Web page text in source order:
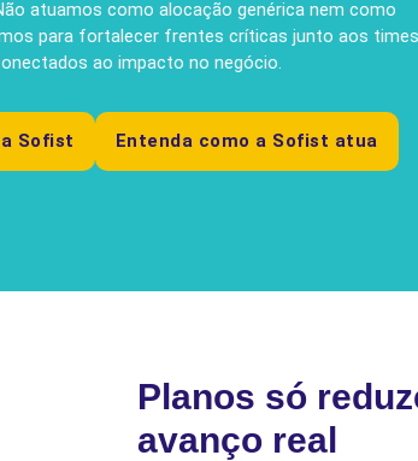
atuamos como alocação genérica nem como
para fortalecer frentes críticas junto aos
ao impacto no negócio.
Sofist Entenda como a Sofist atua
Planos só
avanço real